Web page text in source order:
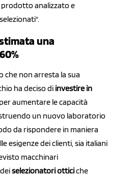
analizzato e
una
che non arresta la sua
ha deciso di investire in
per aumentare le capacità
un nuovo laboratorio
da rispondere in maniera
esigenze dei clienti, sia italiani
macchinari
selezionatori otticiche